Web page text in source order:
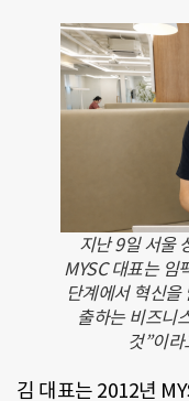
지난 9일 서울
MYSC 대표는 임
단계에서 혁신을
출하는 비즈니
것”이
김 대표는 2012년